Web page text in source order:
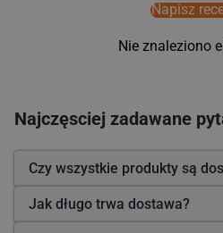
Napisz
Nie znaleziono
Najczęsciej zadawane
Czy wszystkie produkty są
Jak długo trwa dostawa?